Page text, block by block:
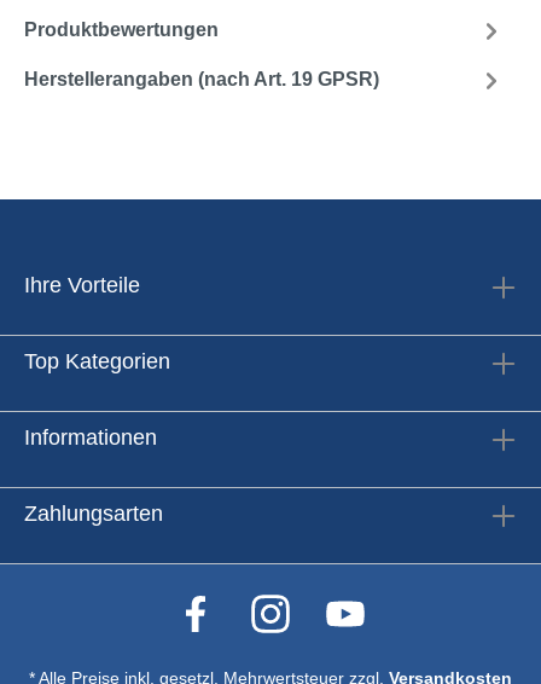
Produktbewertungen
Herstellerangaben (nach Art. 19 GPSR)
Ihre Vorteile
Top Kategorien
Informationen
Zahlungsarten
* Alle Preise inkl. gesetzl. Mehrwertsteuer zzgl. Versandkosten